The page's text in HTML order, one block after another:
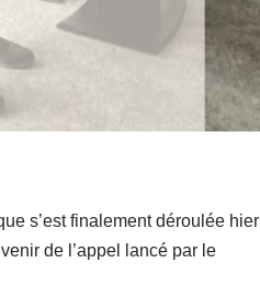
s’est finalement déroulée hier
de l’appel lancé par le